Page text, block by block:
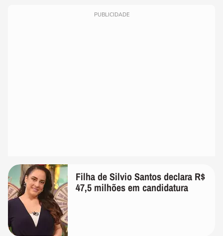
PUBLICIDADE
Filha de Silvio Santos declara R$
47,5 milhões em candidatura